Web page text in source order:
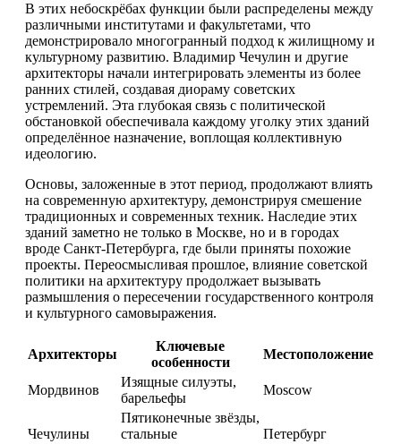
В этих небоскрёбах функции были распределены между
различными институтами и факультетами, что
демонстрировало многогранный подход к жилищному и
культурному развитию. Владимир Чечулин и другие
архитекторы начали интегрировать элементы из более
ранних стилей, создавая диораму советских
устремлений. Эта глубокая связь с политической
обстановкой обеспечивала каждому уголку этих зданий
определённое назначение, воплощая коллективную
идеологию.
Основы, заложенные в этот период, продолжают влиять
на современную архитектуру, демонстрируя смешение
традиционных и современных техник. Наследие этих
зданий заметно не только в Москве, но и в городах
вроде Санкт-Петербурга, где были приняты похожие
проекты. Переосмысливая прошлое, влияние советской
политики на архитектуру продолжает вызывать
размышления о пересечении государственного контроля
и культурного самовыражения.
Архитекторы
Ключевые
особенности
Местоположение
Мордвинов
Изящные силуэты,
барельефы
Moscow
Чечулины
Пятиконечные звёзды,
стальные
Петербург